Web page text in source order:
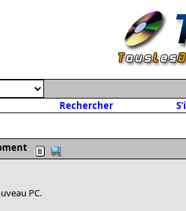
Rechercher
PC.